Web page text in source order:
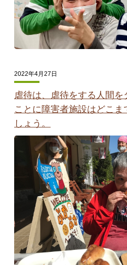
2022年4月27日
虐待は、虐待をする人間
ことに障害者施設はどこ
しょう。